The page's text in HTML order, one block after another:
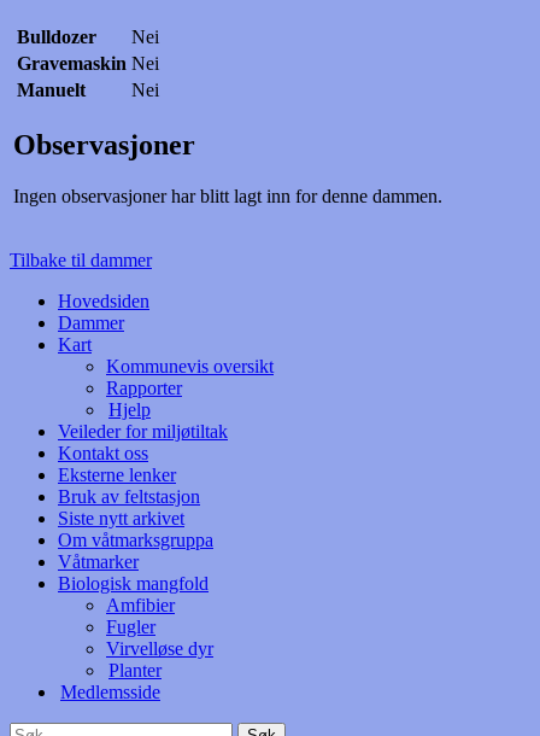
Bulldozer
Nei
Gravemaskin Nei
Manuelt
Nei
Observasjoner
Ingen observasjoner har blitt lagt inn for denne dammen.
Tilbake til dammer
Hovedsiden
Dammer
Kart
Kommunevis oversikt
Rapporter
Hjelp
Veileder for miljøtiltak
Kontakt oss
Eksterne lenker
Bruk av feltstasjon
Siste nytt arkivet
Om våtmarksgruppa
Våtmarker
Biologisk mangfold
Amfibier
Fugler
Virvelløse dyr
Planter
Medlemsside
Søk